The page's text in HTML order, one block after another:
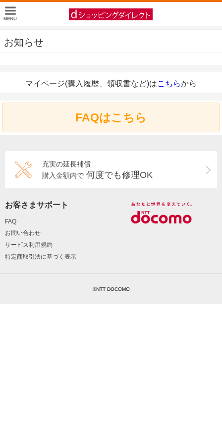
お知らせ
マイページ(購入履歴、領収書など)はこちらから
FAQはこちら
充実の延長補償
購入金額内で 何度でも修理OK
お客さまサポート
FAQ
お問い合わせ
サービス利用規約
特定商取引法に基づく表示
©NTT DOCOMO